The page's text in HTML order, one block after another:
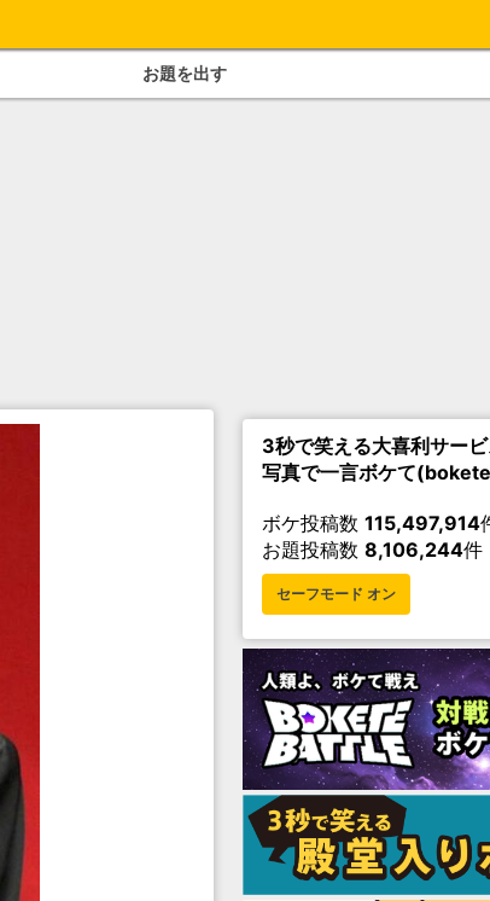
お題を出す
3秒で笑える大喜利サー
写真で一言ボケて
ボケ投稿数 115,497,914
お題投稿数 8,106,244件
セーフモード オン